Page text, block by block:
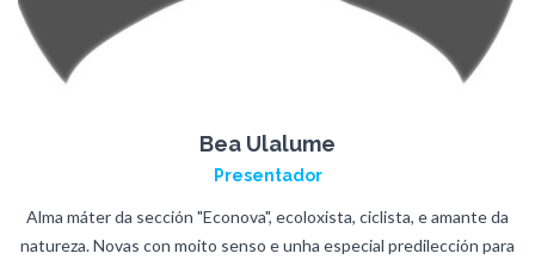
Bea Ulalume
Presentador
Alma máter da sección "Econova", ecoloxista, ciclista, e amante da
natureza. Novas con moito senso e unha especial predilección para